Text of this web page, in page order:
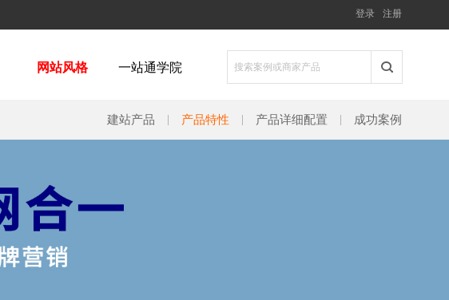
登录 注册
网站风格 一站通学院
建站产品 产品特性 产品详细配置 成功案例